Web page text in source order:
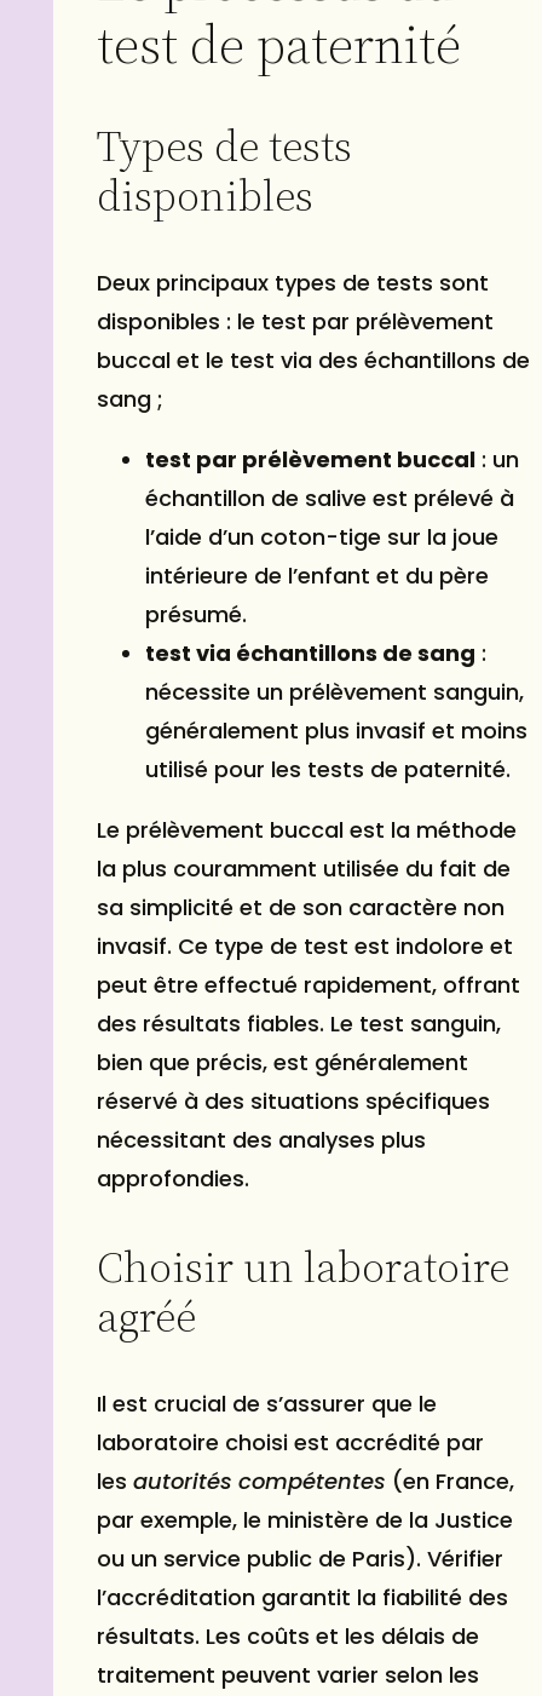
test de paternité
Types de tests
disponibles
Deux principaux types de tests sont
disponibles : le test par prélèvement
buccal et le test via des échantillons de
sang ;
test par prélèvement buccal : un
échantillon de salive est prélevé à
l’aide d’un coton-tige sur la joue
intérieure de l’enfant et du père
présumé.
test via échantillons de sang :
nécessite un prélèvement sanguin,
généralement plus invasif et moins
utilisé pour les tests de paternité.
Le prélèvement buccal est la méthode
la plus couramment utilisée du fait de
sa simplicité et de son caractère non
invasif. Ce type de test est indolore et
peut être effectué rapidement, offrant
des résultats fiables. Le test sanguin,
bien que précis, est généralement
réservé à des situations spécifiques
nécessitant des analyses plus
approfondies.
Choisir un laboratoire
agréé
Il est crucial de s’assurer que le
laboratoire choisi est accrédité par
les autorités compétentes (en France,
par exemple, le ministère de la Justice
ou un service public de Paris). Vérifier
l’accréditation garantit la fiabilité des
résultats. Les coûts et les délais de
traitement peuvent varier selon les